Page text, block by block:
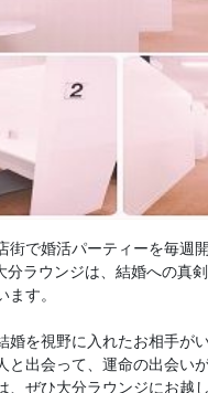
街で婚活パーティーを毎週
ラウンジは、結婚への真
す。
婚を視野に入れたお相手がい
と出会って、運命の出会い
、ぜひ大分ラウンジにお越し